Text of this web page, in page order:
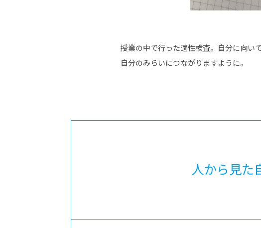
授業の中で行った適性検査。自分に向い
自分のみらいにつながりますように。
人から見